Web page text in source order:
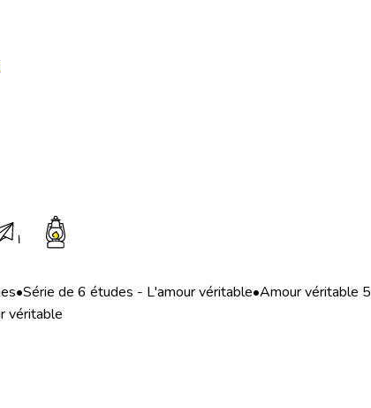
•Série de 6 études - L'amour véritable•Amour véritable 5
véritable